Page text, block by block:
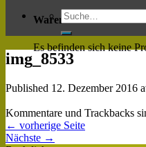
Warenkorb
Es befinden sich keine
img_8533
Published 12. Dezember 2016
Kommentare und Trackbacks
← vorherige Seite
Nächste →